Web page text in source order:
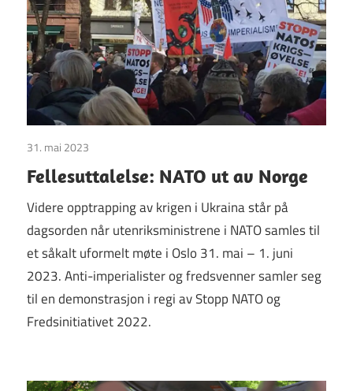
31. mai 2023
Fellesuttalelse: NATO ut av Norge
Videre opptrapping av krigen i Ukraina står på
dagsorden når utenriksministrene i NATO samles til
et såkalt uformelt møte i Oslo 31. mai – 1. juni
2023. Anti-imperialister og fredsvenner samler seg
til en demonstrasjon i regi av Stopp NATO og
Fredsinitiativet 2022.